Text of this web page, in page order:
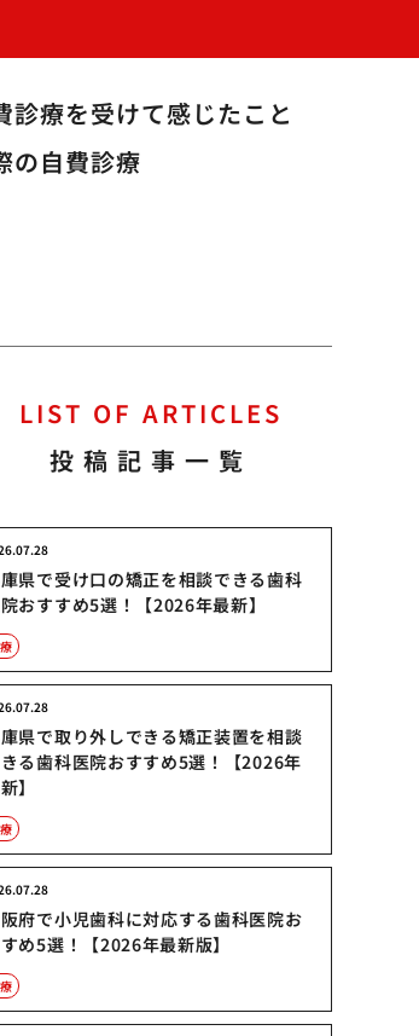
診療を受けて感じたこと
の自費診療
LIST OF ARTICLES
投稿記事一覧
県で受け口の矯正を相談できる歯科
おすすめ5選！【2026年最新】
県で取り外しできる矯正装置を相談
る歯科医院おすすめ5選！【2026年
】
府で小児歯科に対応する歯科医院お
め5選！【2026年最新版】